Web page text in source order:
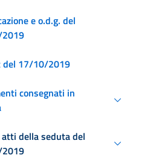
e o.d.g. del
del 17/10/2019
consegnati in
atti della seduta del